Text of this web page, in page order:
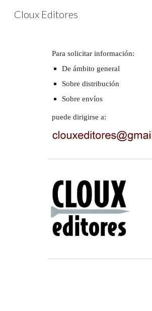
Cloux Editores
Para solicitar información:
De ámbito general
Sobre distribución
Sobre envíos
puede dirigirse a: